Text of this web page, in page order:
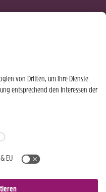
Rezeptwelt
Weinwelt